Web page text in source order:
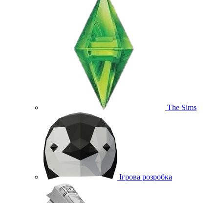
The Sims
Ігрова розробка